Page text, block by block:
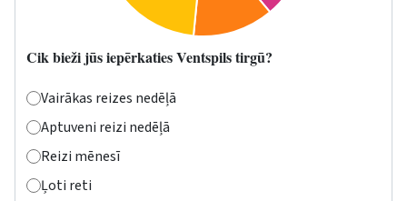
Cik bieži jūs iepērkaties Ventspils tirgū?
Vairākas reizes nedēļā
Aptuveni reizi nedēļā
Reizi mēnesī
Ļoti reti